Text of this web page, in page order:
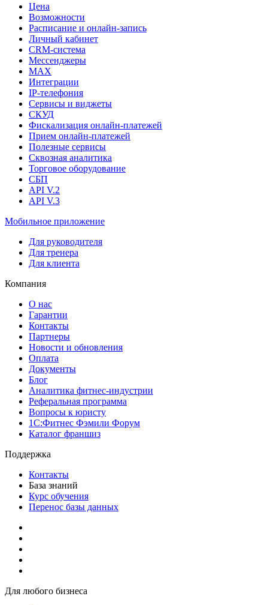
Цена
Возможности
Расписание и онлайн-запись
Личный кабинет
CRM-система
Мессенджеры
MAX
Интеграции
IP-телефония
Сервисы и виджеты
СКУД
Фискализация онлайн‑платежей
Прием онлайн-платежей
Полезные сервисы
Сквозная аналитика
Торговое оборудование
СБП
API V.2
API V.3
Мобильное приложение
Для руководителя
Для тренера
Для клиента
Компания
О нас
Гарантии
Контакты
Партнеры
Новости и обновления
Оплата
Документы
Блог
Аналитика фитнес-индустрии
Реферальная программа
Вопросы к юристу
1С:Фитнес Фэмили Форум
Каталог франшиз
Поддержка
Контакты
База знаний
Курс обучения
Перенос базы данных
Для любого бизнеса